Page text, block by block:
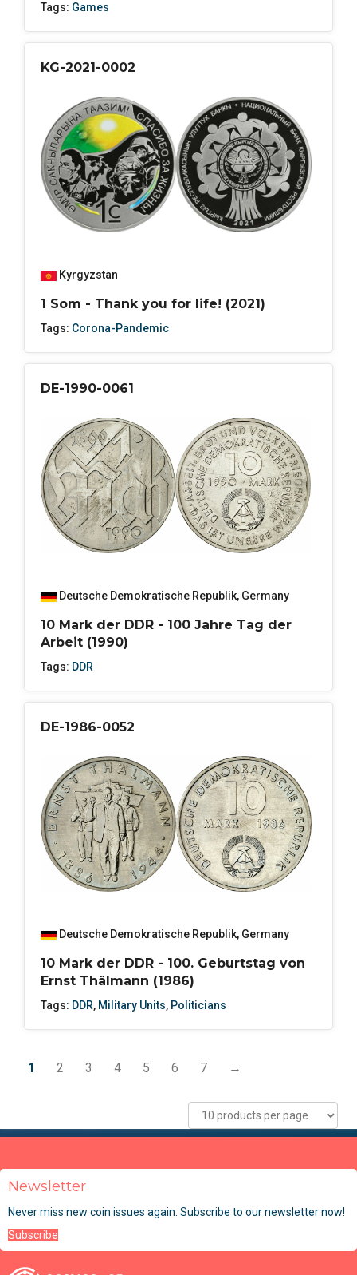
Tags: Games
KG-2021-0002
Kyrgyzstan
1 Som - Thank you for life! (2021)
Tags: Corona-Pandemic
DE-1990-0061
Deutsche Demokratische Republik, Germany
10 Mark der DDR - 100 Jahre Tag der
Arbeit (1990)
Tags: DDR
DE-1986-0052
Deutsche Demokratische Republik, Germany
10 Mark der DDR - 100. Geburtstag von
Ernst Thälmann (1986)
Tags: DDR, Military Units, Politicians
1 2 3 4 5 6 7 →
Newsletter
Never miss new coin issues again. Subscribe to our newsletter now!
Subscribe